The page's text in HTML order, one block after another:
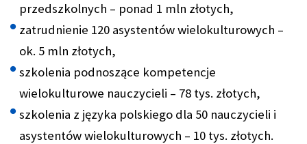
przedszkolnych – ponad 1 mln złotych,
zatrudnienie 120 asystentów wielokulturowych –
ok. 5 mln złotych,
szkolenia podnoszące kompetencje
wielokulturowe nauczycieli – 78 tys. złotych,
szkolenia z języka polskiego dla 50 nauczycieli i
asystentów wielokulturowych – 10 tys. złotych.